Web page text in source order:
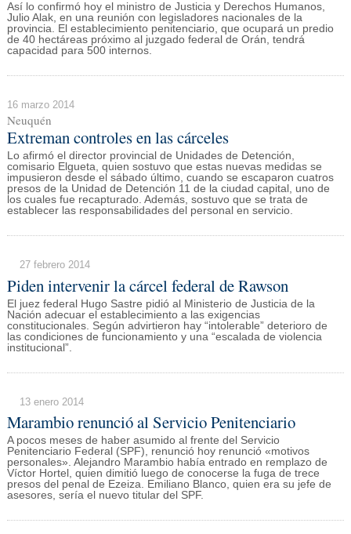
Así lo confirmó hoy el ministro de Justicia y Derechos Humanos,
Julio Alak, en una reunión con legisladores nacionales de la
provincia. El establecimiento penitenciario, que ocupará un predio
de 40 hectáreas próximo al juzgado federal de Orán, tendrá
capacidad para 500 internos.
16 marzo 2014
Neuquén
Extreman controles en las cárceles
Lo afirmó el director provincial de Unidades de Detención,
comisario Elgueta, quien sostuvo que estas nuevas medidas se
impusieron desde el sábado último, cuando se escaparon cuatros
presos de la Unidad de Detención 11 de la ciudad capital, uno de
los cuales fue recapturado. Además, sostuvo que se trata de
establecer las responsabilidades del personal en servicio.
27 febrero 2014
Piden intervenir la cárcel federal de Rawson
El juez federal Hugo Sastre pidió al Ministerio de Justicia de la
Nación adecuar el establecimiento a las exigencias
constitucionales. Según advirtieron hay “intolerable” deterioro de
las condiciones de funcionamiento y una “escalada de violencia
institucional”.
13 enero 2014
Marambio renunció al Servicio Penitenciario
A pocos meses de haber asumido al frente del Servicio
Penitenciario Federal (SPF), renunció hoy renunció «motivos
personales». Alejandro Marambio había entrado en remplazo de
Víctor Hortel, quien dimitió luego de conocerse la fuga de trece
presos del penal de Ezeiza. Emiliano Blanco, quien era su jefe de
asesores, sería el nuevo titular del SPF.